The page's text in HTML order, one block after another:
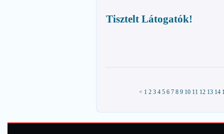
Tisztelt Látogatók!
< 1 2 3 4 5 6 7 8 9 10 11 12 13 14